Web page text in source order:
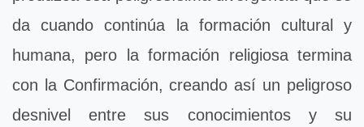
da cuando continúa la formación cultural y
humana, pero la formación religiosa termina
con la Confirmación, creando así un peligroso
desnivel entre sus conocimientos y su